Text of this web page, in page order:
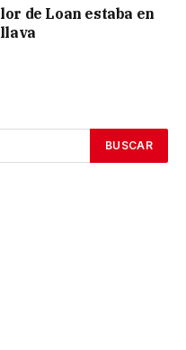
de Loan estaba en